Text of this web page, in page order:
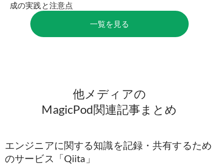
成の実践と注意点
一覧を見る
他メディアの
MagicPod関連記事まとめ
エンジニアに関する知識を記録・共有するため
のサービス「Qiita」